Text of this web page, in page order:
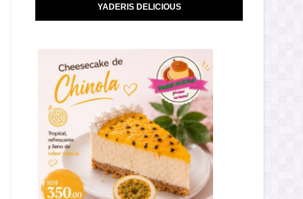
YADERIS DELICIOUS